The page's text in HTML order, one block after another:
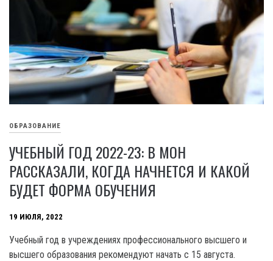
ОБРАЗОВАНИЕ
УЧЕБНЫЙ ГОД 2022-23: В МОН
РАССКАЗАЛИ, КОГДА НАЧНЕТСЯ И КАКОЙ
БУДЕТ ФОРМА ОБУЧЕНИЯ
19 ИЮЛЯ, 2022
Учебный год в учреждениях профессионального высшего и
высшего образования рекомендуют начать с 15 августа.